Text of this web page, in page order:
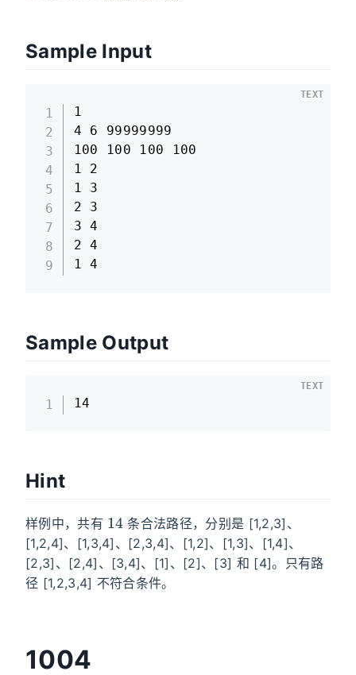
Sample Input
1
4 6 99999999
100 100 100 100
1 2
1 3
2 3
3 4
2 4
1 4
TEXT
Sample Output
14
TEXT
Hint
样例中，共有
条合法路径，分别是 [1,2,3]、
[1,2,4]、[1,3,4]、[2,3,4]、[1,2]、[1,3]、[1,4]、
[2,3]、[2,4]、[3,4]、[1]、[2]、[3] 和 [4]。只有路
径 [1,2,3,4] 不符合条件。
1004